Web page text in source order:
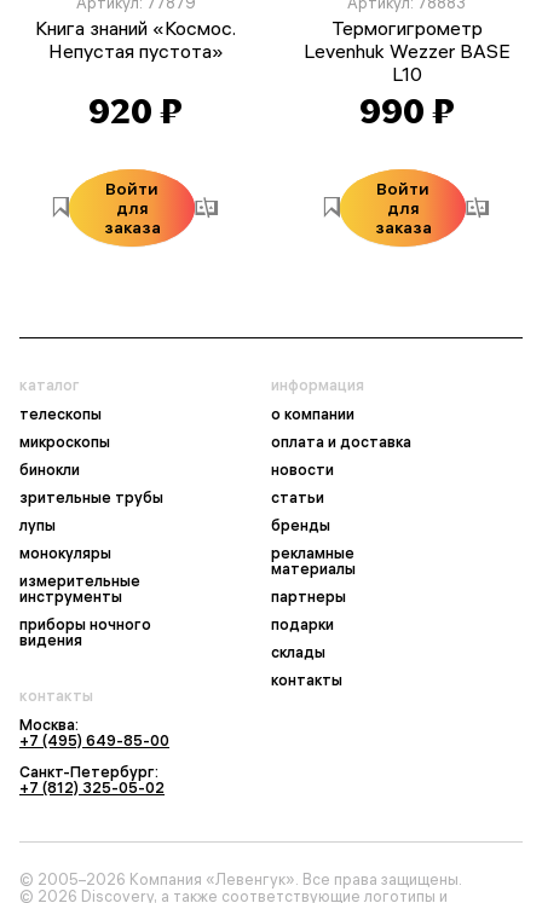
Книга знаний «Космос.
Непустая пустота»
920 ₽
Войти
для
заказа
Термогигрометр
Levenhuk Wezzer BASE
L10
990 ₽
Войти
для
заказа
каталог
телескопы
микроскопы
бинокли
зрительные трубы
лупы
монокуляры
измерительные
инструменты
приборы ночного
видения
информация
о компании
оплата и доставка
новости
статьи
бренды
рекламные
материалы
партнеры
подарки
склады
контакты
контакты
Москва:
+7 (495) 649-85-00
Санкт-Петербург:
+7 (812) 325-05-02
© 2005–2026 Компания «Левенгук». Все права защищены.
© 2026 Discovery, а также соответствующие логотипы и